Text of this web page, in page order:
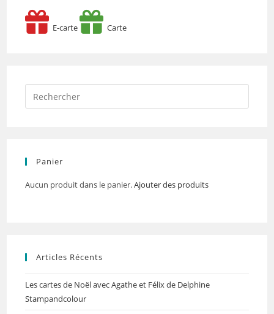
E-carte Carte
Panier
Aucun produit dans le panier.Ajouter des produits
Articles Récents
Les cartes de Noël avec Agathe et Félix de Delphine
Stampandcolour